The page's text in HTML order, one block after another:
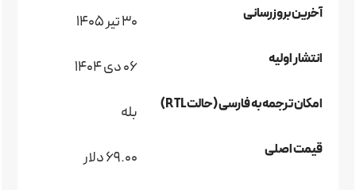
آخرین بروزرسانی 30 تیر 1405
انتشار اولیه 06 دی 1404
امکان ترجمه به فارسی (حالت RTL) بله
قیمت اصلی 69.00 دلار